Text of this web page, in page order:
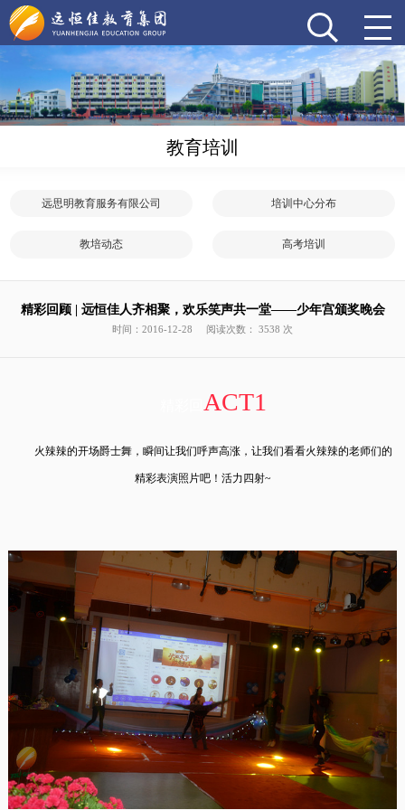
教育培训
远思明教育服务有限公司 培训中心分布
教培动态 高考培训
精彩回顾 | 远恒佳人齐相聚，欢乐笑声共一堂——少年宫颁奖晚会
时间：2016-12-28 阅读次数： 3538 次
ACT1
火辣辣的开场爵士舞，瞬间让我们呼声高涨，让我们看看火辣辣的老师们的
精彩表演照片吧！活力四射~